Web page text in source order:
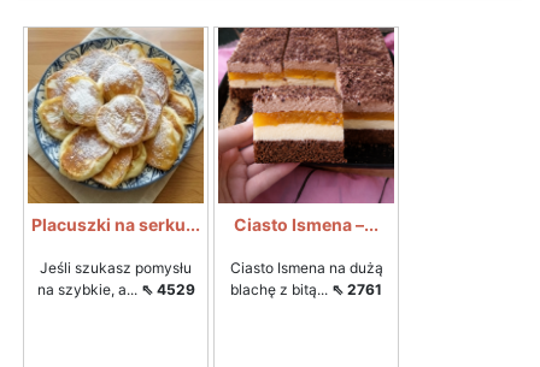
Placuszki na serku...
Jeśli szukasz pomysłu
na szybkie, a... ⇖ 4529
Ciasto Ismena –...
Ciasto Ismena na dużą
blachę z bitą... ⇖ 2761